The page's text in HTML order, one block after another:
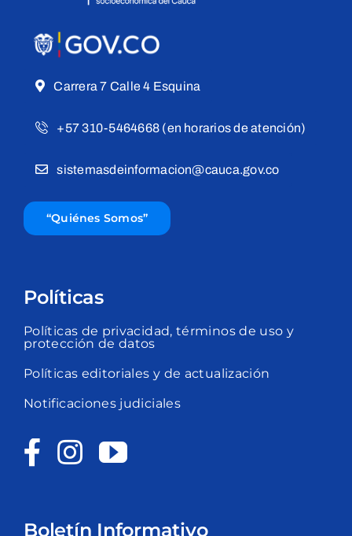
Carrera 7 Calle 4 Esquina
+57 310-5464668 (en horarios de atención)
sistemasdeinformacion@cauca.gov.co
“Quiénes Somos”
Políticas
Políticas de privacidad, términos de uso y
protección de datos
Políticas editoriales y de actualización
Notificaciones judiciales
Boletín Informativo